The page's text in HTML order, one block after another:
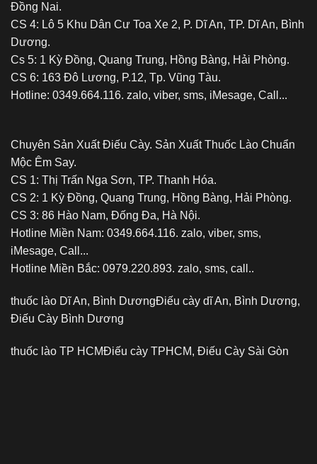
Đồng Nai.
CS 4: Lô 5 Khu Dân Cư Toa Xe 2, P. Dĩ An, TP. Dĩ An, Bình
Dương.
Cs 5: 1 Kỳ Đồng, Quang Trung, Hồng Bàng, Hải Phòng.
CS 6: 163 Đô Lương, P.12, Tp. Vũng Tàu.
Hotline: 0349.664.116. zalo, viber, sms, iMesage, Call...
Chuyên Sản Xuất Điếu Cày. Sản Xuất Thuốc Lào Chuẩn
Mộc Êm Say.
CS 1: Thị Trấn Nga Sơn, TP. Thanh Hóa.
CS 2: 1 Kỳ Đồng, Quang Trung, Hồng Bàng, Hải Phòng.
CS 3: 86 Hào Nam, Đống Đa, Hà Nội.
Hotline Miền Nam: 0349.664.116. zalo, viber, sms,
iMesage, Call...
Hotline Miền Bắc: 0979.220.893. zalo, sms, call..
thuốc lào Dĩ An, Bình DươngĐiếu cày dĩ An, Bình Dương,
Điếu Cày Bình Dương
thuốc lào TP HCMĐiếu cày TPHCM, Điếu Cày Sài Gòn